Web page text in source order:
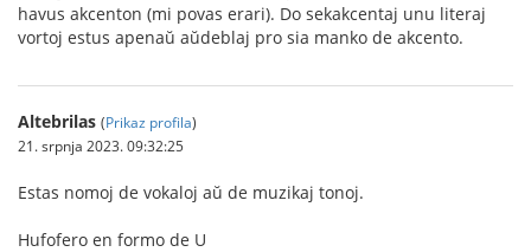
havus akcenton (mi povas erari). Do sekakcentaj unu literaj
vortoj estus apenaŭ aŭdeblaj pro sia manko de akcento.
Altebrilas (Prikaz profila)
21. srpnja 2023. 09:32:25
Estas nomoj de vokaloj aŭ de muzikaj tonoj.
Hufofero en formo de U